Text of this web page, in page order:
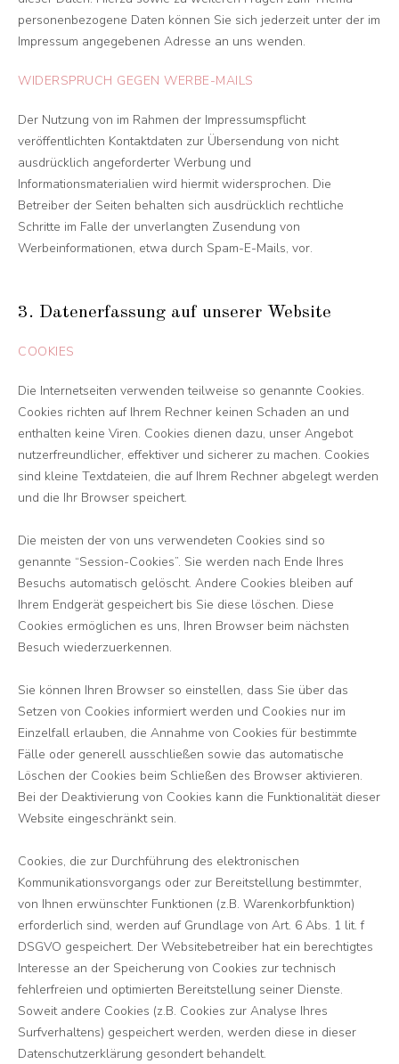
personenbezogene Daten können Sie sich jederzeit unter der im
Impressum angegebenen Adresse an uns wenden.
WIDERSPRUCH GEGEN WERBE-MAILS
Der Nutzung von im Rahmen der Impressumspflicht
veröffentlichten Kontaktdaten zur Übersendung von nicht
ausdrücklich angeforderter Werbung und
Informationsmaterialien wird hiermit widersprochen. Die
Betreiber der Seiten behalten sich ausdrücklich rechtliche
Schritte im Falle der unverlangten Zusendung von
Werbeinformationen, etwa durch Spam-E-Mails, vor.
3. Datenerfassung auf unserer Website
COOKIES
Die Internetseiten verwenden teilweise so genannte Cookies.
Cookies richten auf Ihrem Rechner keinen Schaden an und
enthalten keine Viren. Cookies dienen dazu, unser Angebot
nutzerfreundlicher, effektiver und sicherer zu machen. Cookies
sind kleine Textdateien, die auf Ihrem Rechner abgelegt werden
und die Ihr Browser speichert.
Die meisten der von uns verwendeten Cookies sind so
genannte “Session-Cookies”. Sie werden nach Ende Ihres
Besuchs automatisch gelöscht. Andere Cookies bleiben auf
Ihrem Endgerät gespeichert bis Sie diese löschen. Diese
Cookies ermöglichen es uns, Ihren Browser beim nächsten
Besuch wiederzuerkennen.
Sie können Ihren Browser so einstellen, dass Sie über das
Setzen von Cookies informiert werden und Cookies nur im
Einzelfall erlauben, die Annahme von Cookies für bestimmte
Fälle oder generell ausschließen sowie das automatische
Löschen der Cookies beim Schließen des Browser aktivieren.
Bei der Deaktivierung von Cookies kann die Funktionalität dieser
Website eingeschränkt sein.
Cookies, die zur Durchführung des elektronischen
Kommunikationsvorgangs oder zur Bereitstellung bestimmter,
von Ihnen erwünschter Funktionen (z.B. Warenkorbfunktion)
erforderlich sind, werden auf Grundlage von Art. 6 Abs. 1 lit. f
DSGVO gespeichert. Der Websitebetreiber hat ein berechtigtes
Interesse an der Speicherung von Cookies zur technisch
fehlerfreien und optimierten Bereitstellung seiner Dienste.
Soweit andere Cookies (z.B. Cookies zur Analyse Ihres
Surfverhaltens) gespeichert werden, werden diese in dieser
Datenschutzerklärung gesondert behandelt.